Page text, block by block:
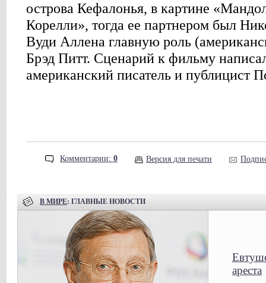
острова Кефалонья, в картине
Корелли», тогда ее партнером был
Вуди Аллена главную роль
Брэд Питт. Сценарий к фильму
американский писатель и публицист
Комментарии: 0 Версия для печати
В МИРЕ: ГЛАВНЫЕ НОВОСТИ
ареста